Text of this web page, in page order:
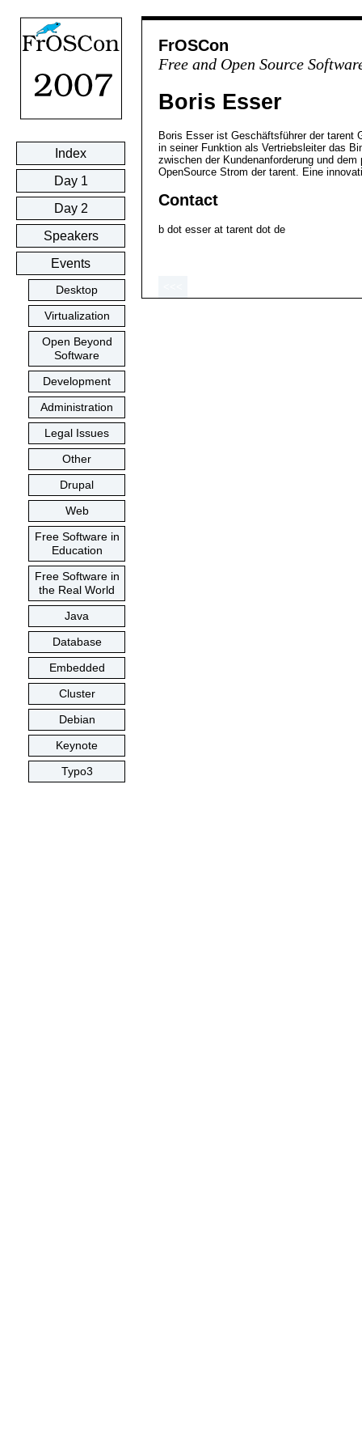
Index
Day 1
Day 2
Speakers
Events
Desktop
Virtualization
Open Beyond
Software
Development
Administration
Legal Issues
Other
Drupal
Web
Free Software in
Education
Free Software in
the Real World
Java
Database
Embedded
Cluster
Debian
Keynote
Typo3
FrOSCon
Free and Open Source
Boris Esser
Boris Esser ist Geschäftsführer der tarent
in seiner Funktion als Vertriebsleiter das
zwischen der Kundenanforderung und dem
OpenSource Strom der tarent. Eine
Contact
b dot esser at tarent dot de